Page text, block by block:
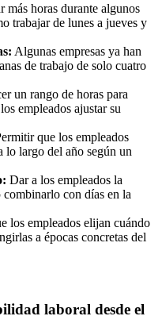
más horas durante algunos
trabajar de lunes a jueves y
Algunas empresas ya han
de trabajo de solo cuatro
un rango de horas para
empleados ajustar su
que los empleados
lo largo del año según un
Dar a los empleados la
combinarlo con días en la
los empleados elijan cuándo
a épocas concretas del
laboral desde el